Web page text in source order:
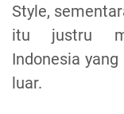
Style,
itu justru
Indonesia
luar.